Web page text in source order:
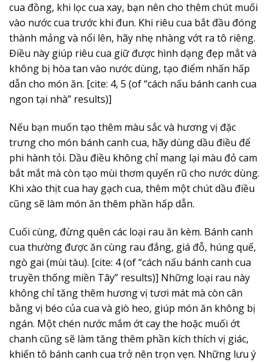
cua đồng, khi lọc cua xay, bạn nên cho thêm chút muối
vào nước cua trước khi đun. Khi riêu cua bắt đầu đóng
thành mảng và nổi lên, hãy nhẹ nhàng vớt ra tô riêng.
Điều này giúp riêu cua giữ được hình dạng đẹp mắt và
không bị hòa tan vào nước dùng, tạo điểm nhấn hấp
dẫn cho món ăn. [cite: 4, 5 (of “cách nấu bánh canh cua
ngon tại nhà” results)]
Nếu bạn muốn tạo thêm màu sắc và hương vị đặc
trưng cho món bánh canh cua, hãy dùng dầu điều để
phi hành tỏi. Dầu điều không chỉ mang lại màu đỏ cam
bắt mắt mà còn tạo mùi thơm quyến rũ cho nước dùng.
Khi xào thịt cua hay gạch cua, thêm một chút dầu điều
cũng sẽ làm món ăn thêm phần hấp dẫn.
Cuối cùng, đừng quên các loại rau ăn kèm. Bánh canh
cua thường được ăn cùng rau đắng, giá đỗ, húng quế,
ngò gai (mùi tàu). [cite: 4 (of “cách nấu bánh canh cua
truyền thống miền Tây” results)] Những loại rau này
không chỉ tăng thêm hương vị tươi mát mà còn cân
bằng vị béo của cua và giò heo, giúp món ăn không bị
ngán. Một chén nước mắm ớt cay the hoặc muối ớt
chanh cũng sẽ làm tăng thêm phần kích thích vị giác,
khiến tô bánh canh cua trở nên trọn vẹn. Những lưu ý